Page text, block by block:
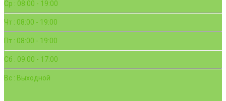
Ср : 08:00 - 19:00
Чт : 08:00 - 19:00
Пт : 08:00 - 19:00
Сб : 09:00 - 17:00
Вс : Выходной